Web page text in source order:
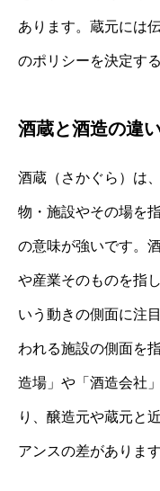
あります。蔵元には
のポリシーを決定す
酒蔵と酒造の違
酒蔵（さかぐら）は
物・施設やその場を
の意味が強いです。
や産業そのものを指
いう動きの側面に注
われる施設の側面を
造場」や「酒造会社
り、醸造元や蔵元と
アンスの差があります